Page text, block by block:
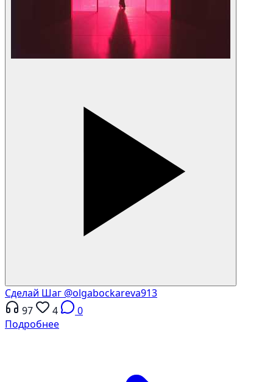
Сделай Шаг @olgabockareva913
97
4
0
Подробнее